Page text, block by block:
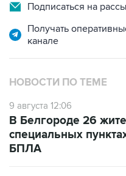
Подписаться на
Получать
канале
НОВОСТИ ПО ТЕМЕ
9 августа 12:06
В Белгороде 26
специальных
БПЛА